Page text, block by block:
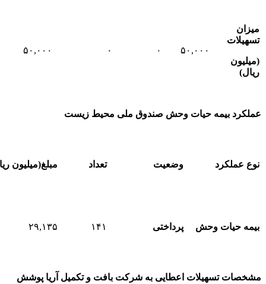
میزان
تسهیلات
(میلیون
ریال)
۵۰,۰۰۰ ۰ ۰ ۵۰,۰۰۰
عملکرد بیمه حیات وحش صندوق ملی محیط زیست
نوع عملکرد وضعیت تعداد مبلغ(میلیون
بیمه حیات وحش پرداختی ۱۴۱ ۲۹,۱۳۵
مشخصات تسهیلات اعطایی به شرکت بافت و تکمیل آریا پوشش